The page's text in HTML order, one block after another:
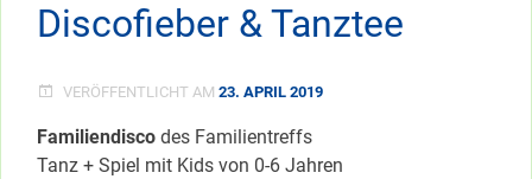
Discofieber & Tanztee
VERÖFFENTLICHT AM 23. APRIL 2019
Familiendisco des Familientreffs
Tanz + Spiel mit Kids von 0-6 Jahren